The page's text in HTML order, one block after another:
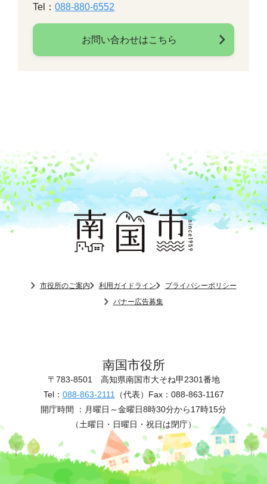
Tel：088-880-6552
お問い合わせはこちら
市役所のご案内 利用ガイドライン
プライバシーポリシー
バナー広告募集
南国市役所
〒783-8501 高知県南国市大そね甲2301番地
Tel： 088-863-2111 （代表） Fax：088-863-1167
開庁時間 ： 月曜日～金曜日8時30分から17時15分
（土曜日・日曜日・祝日は閉庁）